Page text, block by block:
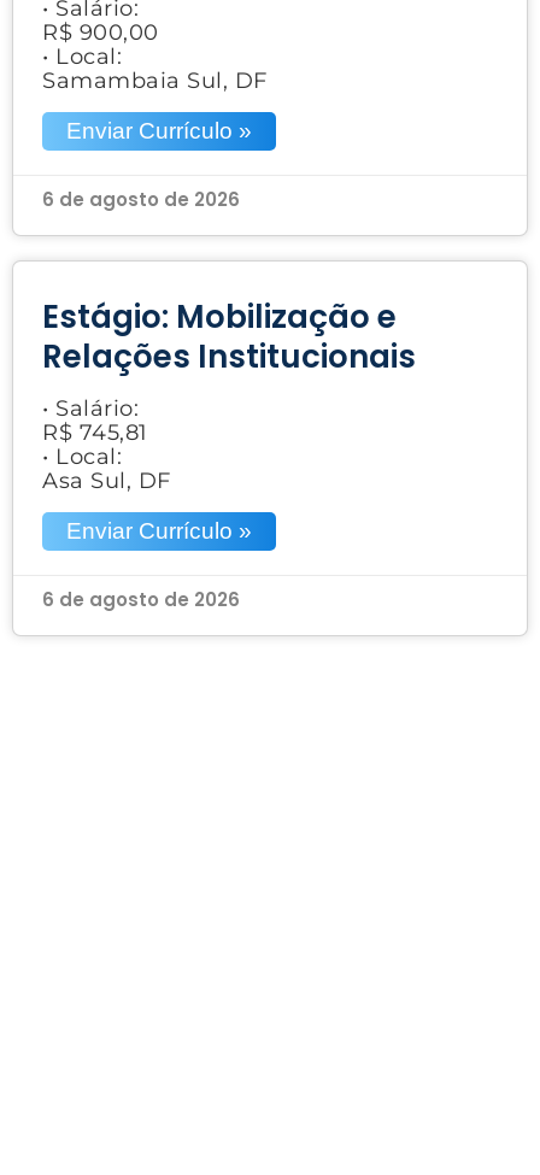
• Salário:
R$ 900,00
• Local:
Samambaia Sul, DF
Enviar Currículo »
6 de agosto de 2026
Estágio: Mobilização e
Relações Institucionais
• Salário:
R$ 745,81
• Local:
Asa Sul, DF
Enviar Currículo »
6 de agosto de 2026